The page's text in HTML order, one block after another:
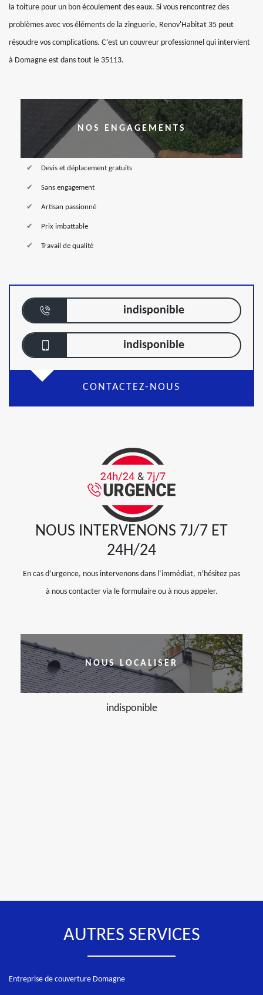
la toiture pour un bon écoulement des eaux. Si vous rencontrez des
problèmes avec vos éléments de la zinguerie, Renov'Habitat 35 peut
résoudre vos complications. C’est un couvreur professionnel qui intervient
à Domagne est dans tout le 35113.
NOS ENGAGEMENTS
Devis et déplacement gratuits
Sans engagement
Artisan passionné
Prix imbattable
Travail de qualité
indisponible
indisponible
CONTACTEZ-NOUS
NOUS INTERVENONS 7J/7 ET
24H/24
En cas d’urgence, nous intervenons dans l’immédiat, n’hésitez pas
à nous contacter via le formulaire ou à nous appeler.
NOUS LOCALISER
indisponible
AUTRES SERVICES
Entreprise de couverture Domagne